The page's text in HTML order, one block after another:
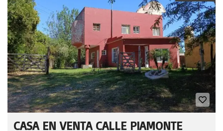
CASA EN VENTA CALLE PIAMONTE